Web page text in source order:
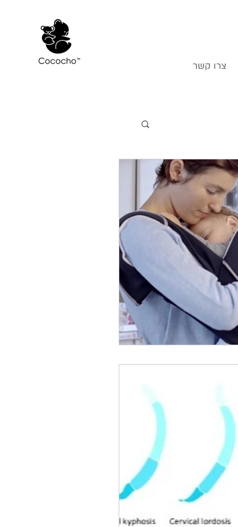
צרו קשר